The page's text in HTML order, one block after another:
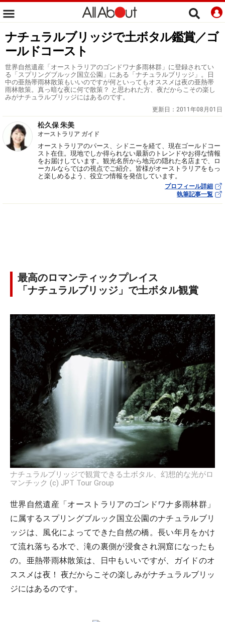
ナチュラルブリッジで土ボタル鑑賞／ゴ
ールドコースト
世界自然遺産「オーストラリアのゴンドワナ多雨林群」に登録されてい
る「スプリングブルック国立公園」にある「ナチュラルブリッジ」。日
中の亜熱帯雨林散策もいいのですが何といってもオススメは夜の亜熱帯
雨林散策。真っ暗な夜に何で散策？ と思われた方、夜だからこその楽し
みがナチュラルブリッジにはあるのです。
更新日： 2011年08月01日
松久保 朱美
オーストラリア ガイド
オーストラリアのパース、シドニーを経て、現在ゴールドコー
スト在住。現地でしか得られない最新のトレンドやお得な情報
をお届けしています。観光名所から地元の隠れた名店まで、ロ
ーカルならではの視点でご紹介。皆様がオーストラリアをもっ
と楽しめるよう、役立つ情報を発信しています。
プロフィール詳細
執筆記事一覧
最高のロマンティックプレイス
「ナチュラルブリッジ」で土ボタル観賞
ナチュラルブリッジで観賞できる土ボタル、幻想的な光がロ
マンチック (c) JPT Tour Group
世界自然遺産「オーストラリアのゴンドワナ多雨林群」
に属するスプリングブルック国立公園のナチュラルブリ
ッジは、風化によってできた自然の橋。長い年月をかけ
て流れ落ちる水で、滝の裏側が浸食され洞窟になったも
の。亜熱帯雨林散策は、日中もいいですが、ガイドのオ
ススメは夜！ 夜だからこその楽しみがナチュラルブリッ
ジにはあるのです。